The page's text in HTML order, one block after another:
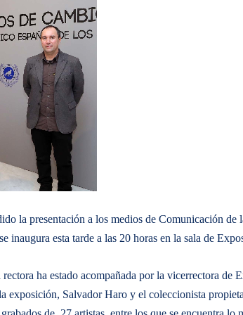
la presentación a los medios de Comunicación de
inaugura esta tarde a las 20 horas en la sala de
ha estado acompañada por la vicerrectora de
exposición, Salvador Haro y el coleccionista